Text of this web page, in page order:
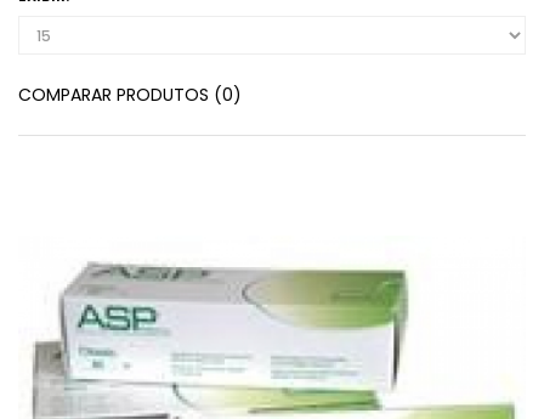
COMPARAR PRODUTOS (0)